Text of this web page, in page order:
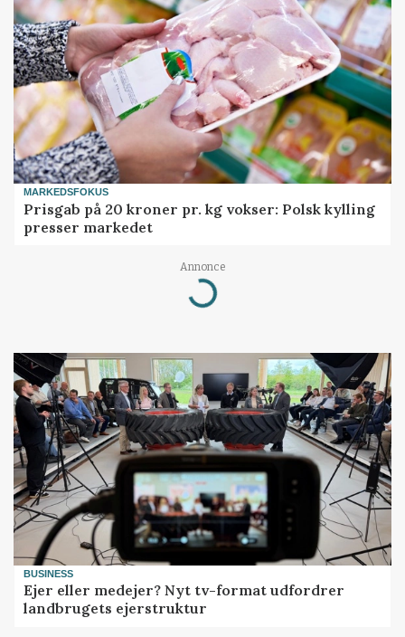
MARKEDSFOKUS
Prisgab på 20 kroner pr. kg vokser: Polsk kylling
presser markedet
Annonce
Loading...
BUSINESS
Ejer eller medejer? Nyt tv-format udfordrer
landbrugets ejerstruktur